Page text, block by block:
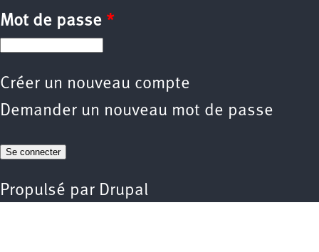
Mot de passe *
Créer un nouveau compte
Demander un nouveau mot de passe
Propulsé par Drupal